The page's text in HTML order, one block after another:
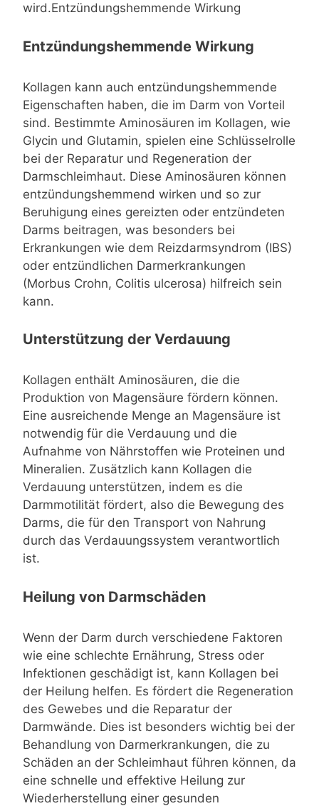
wird.Entzündungshemmende Wirkung
Entzündungshemmende Wirkung
Kollagen kann auch entzündungshemmende
Eigenschaften haben, die im Darm von Vorteil
sind. Bestimmte Aminosäuren im Kollagen, wie
Glycin und Glutamin, spielen eine Schlüsselrolle
bei der Reparatur und Regeneration der
Darmschleimhaut. Diese Aminosäuren können
entzündungshemmend wirken und so zur
Beruhigung eines gereizten oder entzündeten
Darms beitragen, was besonders bei
Erkrankungen wie dem Reizdarmsyndrom (IBS)
oder entzündlichen Darmerkrankungen
(Morbus Crohn, Colitis ulcerosa) hilfreich sein
kann.
Unterstützung der Verdauung
Kollagen enthält Aminosäuren, die die
Produktion von Magensäure fördern können.
Eine ausreichende Menge an Magensäure ist
notwendig für die Verdauung und die
Aufnahme von Nährstoffen wie Proteinen und
Mineralien. Zusätzlich kann Kollagen die
Verdauung unterstützen, indem es die
Darmmotilität fördert, also die Bewegung des
Darms, die für den Transport von Nahrung
durch das Verdauungssystem verantwortlich
ist.
Heilung von Darmschäden
Wenn der Darm durch verschiedene Faktoren
wie eine schlechte Ernährung, Stress oder
Infektionen geschädigt ist, kann Kollagen bei
der Heilung helfen. Es fördert die Regeneration
des Gewebes und die Reparatur der
Darmwände. Dies ist besonders wichtig bei der
Behandlung von Darmerkrankungen, die zu
Schäden an der Schleimhaut führen können, da
eine schnelle und effektive Heilung zur
Wiederherstellung einer gesunden